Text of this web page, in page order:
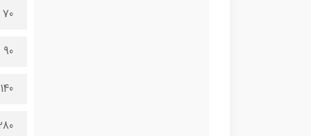
70 در 150 سانتی متر
90 در 200 سانتی متر
140 در 300 سانتی متر
280 در 600